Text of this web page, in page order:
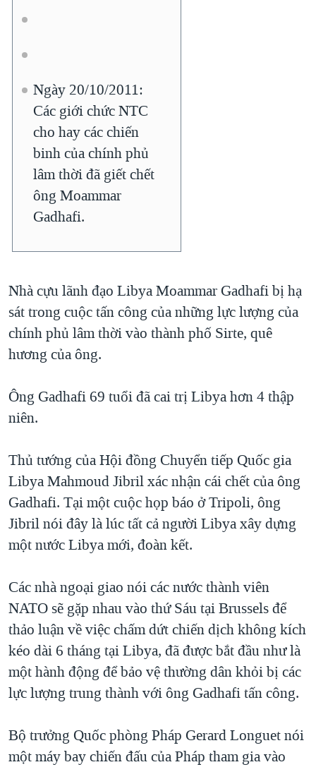
Ngày 20/10/2011:
Các giới chức NTC
cho hay các chiến
binh của chính phủ
lâm thời đã giết chết
ông Moammar
Gadhafi.
Nhà cựu lãnh đạo Libya Moammar Gadhafi bị hạ
sát trong cuộc tấn công của những lực lượng của
chính phủ lâm thời vào thành phố Sirte, quê
hương của ông.
Ông Gadhafi 69 tuổi đã cai trị Libya hơn 4 thập
niên.
Thủ tướng của Hội đồng Chuyển tiếp Quốc gia
Libya Mahmoud Jibril xác nhận cái chết của ông
Gadhafi. Tại một cuộc họp báo ở Tripoli, ông
Jibril nói đây là lúc tất cả người Libya xây dựng
một nước Libya mới, đoàn kết.
Các nhà ngoại giao nói các nước thành viên
NATO sẽ gặp nhau vào thứ Sáu tại Brussels để
thảo luận về việc chấm dứt chiến dịch không kích
kéo dài 6 tháng tại Libya, đã được bắt đầu như là
một hành động để bảo vệ thường dân khỏi bị các
lực lượng trung thành với ông Gadhafi tấn công.
Bộ trưởng Quốc phòng Pháp Gerard Longuet nói
một máy bay chiến đấu của Pháp tham gia vào